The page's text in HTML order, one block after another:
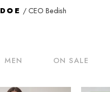
/ CEO Bedish
MEN ON SALE